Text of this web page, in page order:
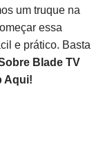
um truque na
essa
e prático. Basta
Blade TV
Aqui!